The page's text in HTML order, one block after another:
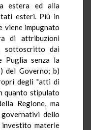
estera ed alla
esteri. Più in
viene impugnato
di attribuzioni
sottoscritto dai
Puglia senza la
del Governo; b)
degli "atti di
quanto stipulato
Regione, ma
dello
materie